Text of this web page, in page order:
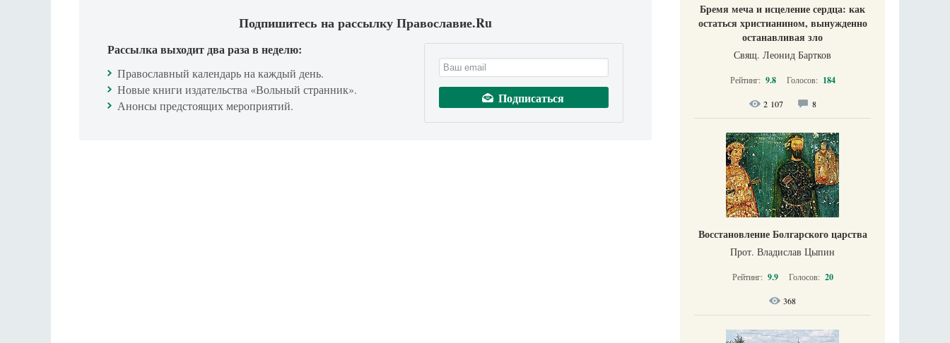
Подпишитесь на рассылку Православие.Ru
Рассылка выходит два раза в неделю:
Православный календарь на каждый день.
Новые книги издательства «Вольный странник».
Анонсы предстоящих мероприятий.
Бремя меча и исцеление сердца: как
остаться христианином, вынужденно
останавливая зло
Свящ. Леонид Бартков
Рейтинг: 9.8 Голосов: 184
2 107 8
Восстановление Болгарского царства
Прот. Владислав Цыпин
Рейтинг: 9.9 Голосов: 20
368